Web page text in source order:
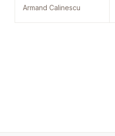
Armand Calinescu